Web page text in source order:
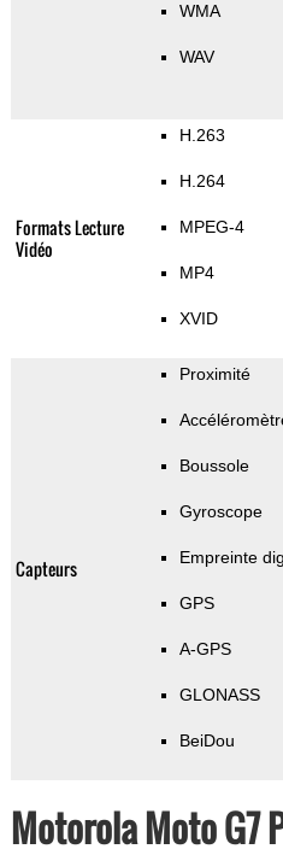
WMA
WAV
Formats Lecture
Vidéo
H.263
H.264
MPEG-4
MP4
XVID
Capteurs
Proximité
Boussole
Gyroscope
Empreinte
GPS
A-GPS
GLONASS
BeiDou
Motorola Moto G7